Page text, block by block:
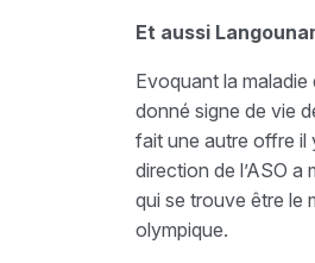
Et aussi
Evoquant la maladie
donné signe de vie
fait une autre offre il
direction de l’ASO
qui se trouve être le
olympique.